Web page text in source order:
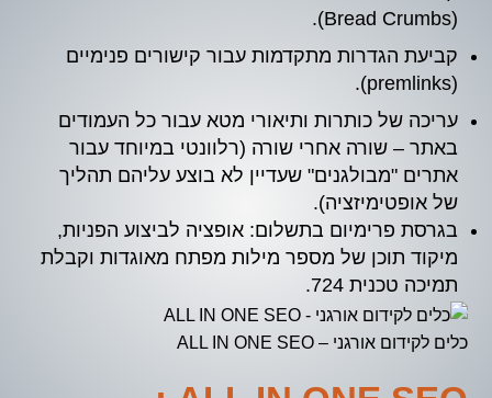
(Bread Crumbs).
קביעת הגדרות מתקדמות עבור קישורים פנימיים
(premlinks).
עריכה של כותרות ותיאורי מטא עבור כל העמודים
באתר – שורה אחרי שורה (רלוונטי במיוחד עבור
אתרים "מבולגנים" שעדיין לא בוצע עליהם תהליך
של אופטימיזציה).
בגרסת פרימיום בתשלום: אופציה לביצוע הפניות,
מיקוד תוכן של מספר מילות מפתח מאוגדות וקבלת
תמיכה טכנית 724.
כלים לקידום אורגני – ALL IN ONE SEO